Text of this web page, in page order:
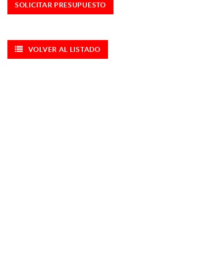
SOLICITAR PRESUPUESTO
VOLVER AL LISTADO